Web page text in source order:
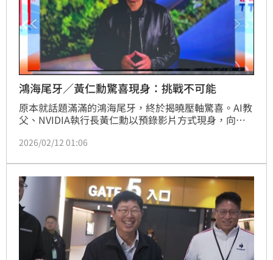
鴻海尾牙／黃仁勳驚喜現身：挑戰不可能
原本就話題滿滿的鴻海尾牙，終於揭曉壓軸驚喜。AI教
父、NVIDIA執行長黃仁勳以預錄影片方式現身，向董
and my friends at Foxconn」，現場瞬間沸騰。
2026/02/12 01:06